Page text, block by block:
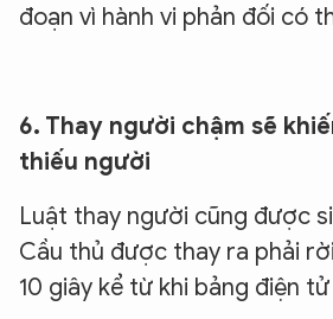
đoạn vì hành vi phản đối có
6. Thay người chậm sẽ
thiếu người
Luật thay người cũng được
Cầu thủ được thay ra phải
10 giây kể từ khi bảng điện